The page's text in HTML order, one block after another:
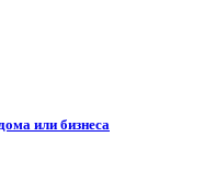
или бизнеса